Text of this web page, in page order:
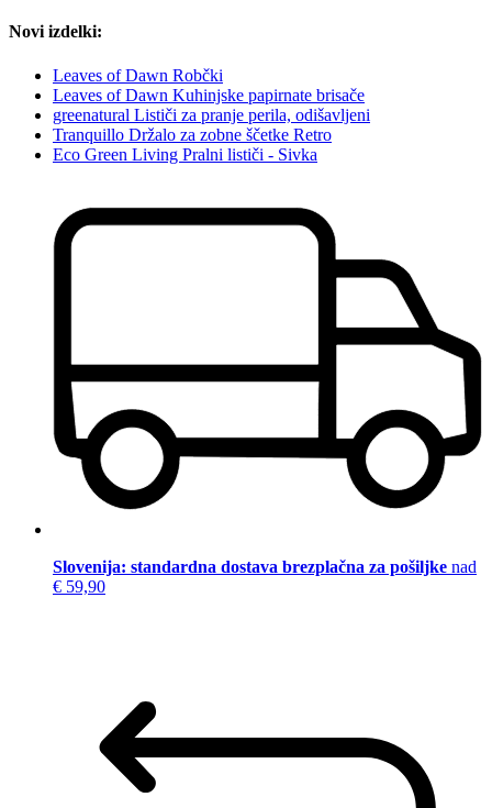
Novi izdelki:
Leaves of Dawn Robčki
Leaves of Dawn Kuhinjske papirnate brisače
greenatural Lističi za pranje perila, odišavljeni
Tranquillo Držalo za zobne ščetke Retro
Eco Green Living Pralni lističi - Sivka
Slovenija: standardna dostava brezplačna za pošiljke nad
€ 59,90